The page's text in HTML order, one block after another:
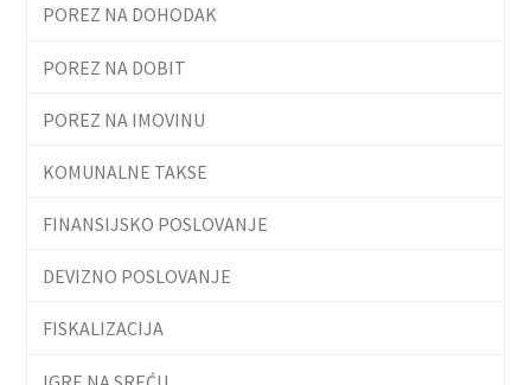
POREZ NA DOHODAK
POREZ NA DOBIT
POREZ NA IMOVINU
KOMUNALNE TAKSE
FINANSIJSKO POSLOVANJE
DEVIZNO POSLOVANJE
FISKALIZACIJA